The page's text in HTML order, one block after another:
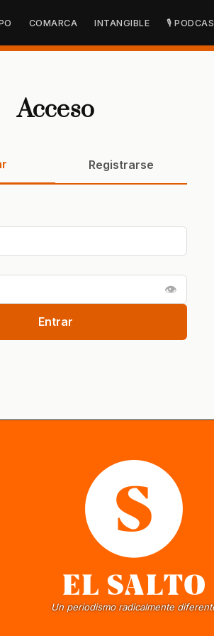
COMARCA INTANGIBLE 🎙
Acceso
Registrarse
👁
Entrar
Un periodismo radicalmente